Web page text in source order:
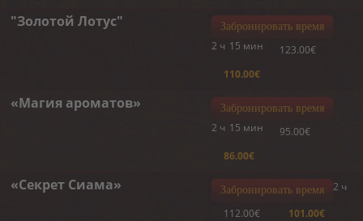
"Золотой Лотус" Забронировать время
2 ч 15 мин
123.00€
110.00€
«Магия ароматов» Забронировать время
2 ч 15 мин
95.00€
86.00€
«Секрет Сиама» Забронировать время
2 ч
112.00€
101.00€